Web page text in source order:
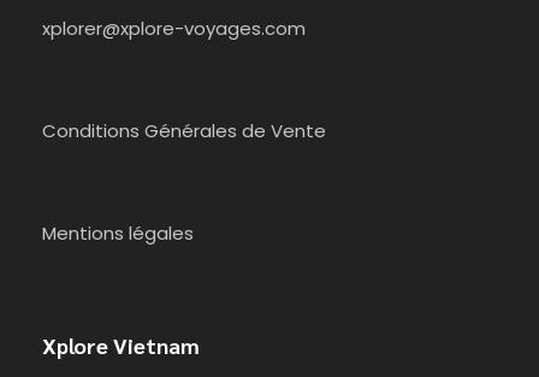
xplorer@xplore-voyages.com
Conditions Générales de Vente
Mentions légales
Xplore Vietnam